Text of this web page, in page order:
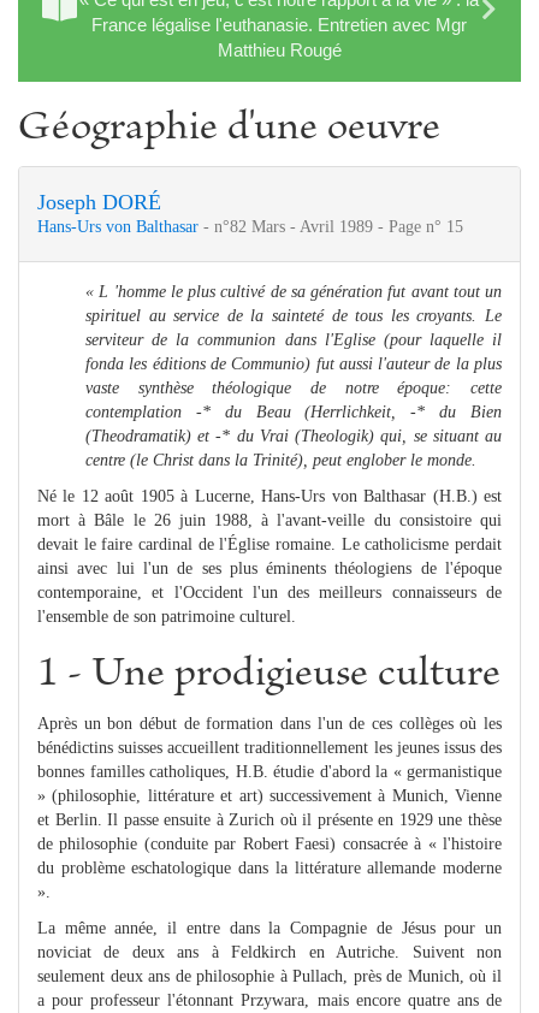
France légalise l'euthanasie. Entretien avec Mgr
Matthieu Rougé
Géographie d'une oeuvre
Joseph DORÉ
Hans-Urs von Balthasar - n°82 Mars - Avril 1989 - Page n° 15
« L 'homme le plus cultivé de sa génération fut avant tout un
spirituel au service de la sainteté de tous les croyants. Le
serviteur de la communion dans l'Eglise (pour laquelle il
fonda les éditions de Communio) fut aussi l'auteur de la plus
vaste synthèse théologique de notre époque: cette
contemplation -* du Beau (Herrlichkeit, -* du Bien
(Theodramatik) et -* du Vrai (Theologik) qui, se situant au
centre (le Christ dans la Trinité), peut englober le monde.
Né le 12 août 1905 à Lucerne, Hans-Urs von Balthasar (H.B.) est
mort à Bâle le 26 juin 1988, à l'avant-veille du consistoire qui
devait le faire cardinal de l'Église romaine. Le catholicisme perdait
ainsi avec lui l'un de ses plus éminents théologiens de l'époque
contemporaine, et l'Occident l'un des meilleurs connaisseurs de
l'ensemble de son patrimoine culturel.
1 - Une prodigieuse culture
Après un bon début de formation dans l'un de ces collèges où les
bénédictins suisses accueillent traditionnellement les jeunes issus des
bonnes familles catholiques, H.B. étudie d'abord la « germanistique
» (philosophie, littérature et art) successivement à Munich, Vienne
et Berlin. Il passe ensuite à Zurich où il présente en 1929 une thèse
de philosophie (conduite par Robert Faesi) consacrée à « l'histoire
du problème eschatologique dans la littérature allemande moderne
».
La même année, il entre dans la Compagnie de Jésus pour un
noviciat de deux ans à Feldkirch en Autriche. Suivent non
seulement deux ans de philosophie à Pullach, près de Munich, où il
a pour professeur l'étonnant Przywara, mais encore quatre ans de